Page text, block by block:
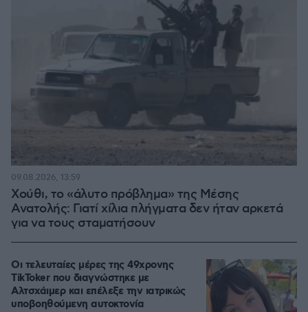
Χούθι, το «άλυτο πρόβλημα» της Μέσης
Ανατολής: Γιατί χίλια πλήγματα δεν ήταν αρκετά
για να τους σταματήσουν
09.08.2026, 13:59
Οι τελευταίες μέρες της 49χρονης
TikToker που διαγνώστηκε με
Αλτσχάιμερ και επέλεξε την ιατρικώς
υποβοηθούμενη αυτοκτονία